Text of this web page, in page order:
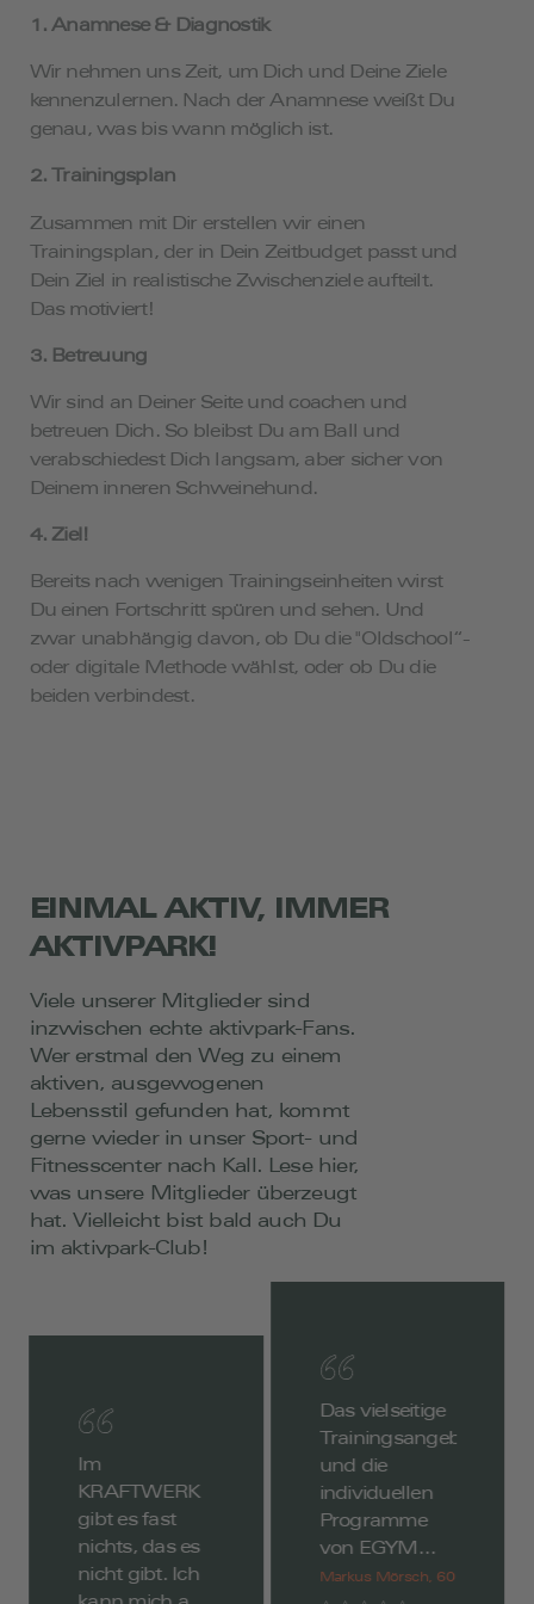
1. Anamnese & Diagnostik
Wir nehmen uns Zeit, um Dich und Deine Ziele
kennenzulernen. Nach der Anamnese weißt Du
genau, was bis wann möglich ist.
2. Trainingsplan
Zusammen mit Dir erstellen wir einen
Trainingsplan, der in Dein Zeitbudget passt und
Dein Ziel in realistische Zwischenziele aufteilt.
Das motiviert!
3. Betreuung
Wir sind an Deiner Seite und coachen und
betreuen Dich. So bleibst Du am Ball und
verabschiedest Dich langsam, aber sicher von
Deinem inneren Schweinehund.
4. Ziel!
Bereits nach wenigen Trainingseinheiten wirst
Du einen Fortschritt spüren und sehen. Und
zwar unabhängig davon, ob Du die "Oldschool“-
oder digitale Methode wählst, oder ob Du die
beiden verbindest.
EINMAL AKTIV, IMMER
AKTIVPARK!
Viele unserer Mitglieder sind
inzwischen echte aktivpark-Fans.
Wer erstmal den Weg zu einem
aktiven, ausgewogenen
Lebensstil gefunden hat, kommt
gerne wieder in unser Sport- und
Fitnesscenter nach Kall. Lese hier,
was unsere Mitglieder überzeugt
hat. Vielleicht bist bald auch Du
im aktivpark-Club!
Im
KRAFTWERK
gibt es fast
nichts, das es
nicht gibt. Ich
Das vielseitige
Trainingsangebot
und die
individuellen
Programme
von EGYM
haben mir ein
Markus Mörsch, 60